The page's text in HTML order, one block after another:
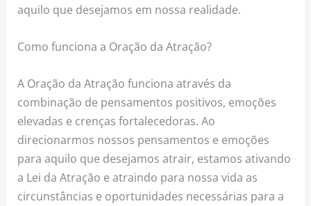
aquilo que desejamos em nossa realidade.
Como funciona a Oração da Atração?
A Oração da Atração funciona através da
combinação de pensamentos positivos, emoções
elevadas e crenças fortalecedoras. Ao
direcionarmos nossos pensamentos e emoções
para aquilo que desejamos atrair, estamos ativando
a Lei da Atração e atraindo para nossa vida as
circunstâncias e oportunidades necessárias para a